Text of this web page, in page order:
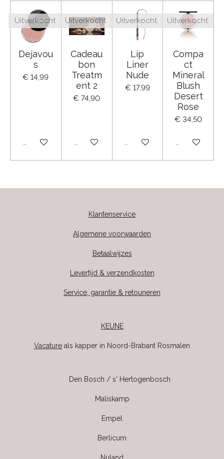
Uitverkocht
Dejavou
s
€ 14,99
Uitverkocht
Uitverkocht
Cadeau
bon
Treatm
ent 2
€ 74,90
Uitverkocht
Uitverkocht
Lip
Liner
Nude
€ 17,99
Uitverkocht
Uitverkocht
Compa
ct
Mineral
Blush
Desert
Rose
€ 34,50
Uitverkocht
Klantenservice
Algemene voorwaarden
Betaalwijzes
Levertijd & verzendkosten
Service, garantie & retouneren
KEUNE
Vacature als kapper in Noord-Brabant Rosmalen
Den Bosch / s' Hertogenbosch
Maliskamp
Empel
Berlicum